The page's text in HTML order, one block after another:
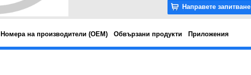
Направете запитване
Номера на производители (OEM) Обвързани продукти Приложения